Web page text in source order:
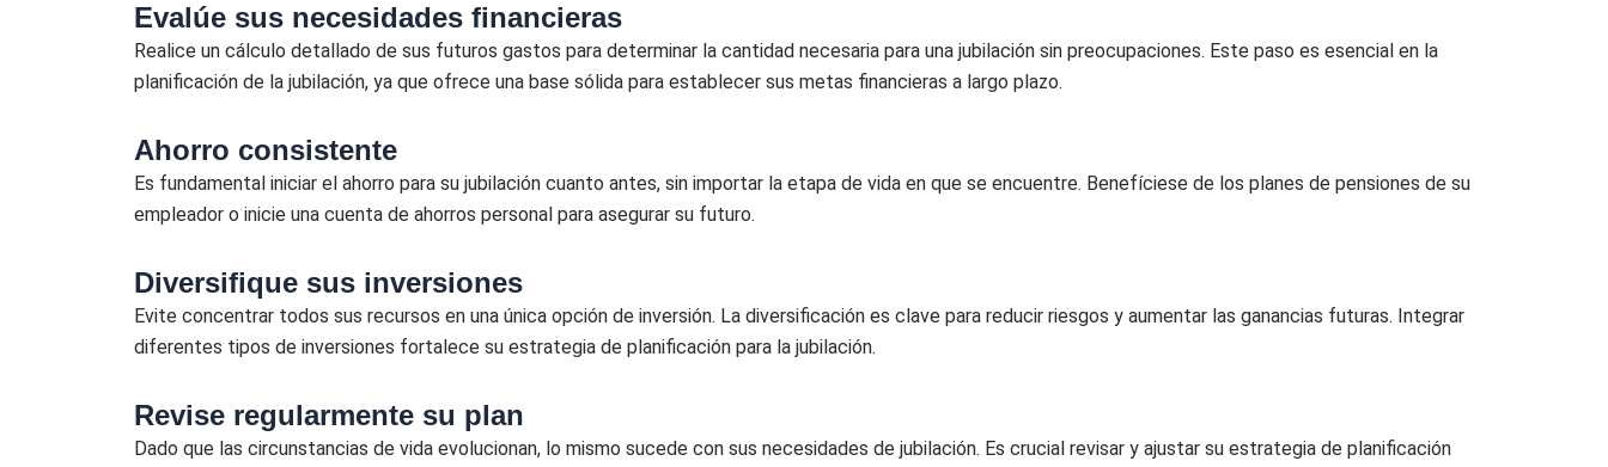
Evalúe sus necesidades financieras
Realice un cálculo detallado de sus futuros gastos para determinar la cantidad necesaria para una jubilación sin preocupaciones. Este paso es esencial en la
planificación de la jubilación, ya que ofrece una base sólida para establecer sus metas financieras a largo plazo.
Ahorro consistente
Es fundamental iniciar el ahorro para su jubilación cuanto antes, sin importar la etapa de vida en que se encuentre. Benefíciese de los planes de pensiones de su
empleador o inicie una cuenta de ahorros personal para asegurar su futuro.
Diversifique sus inversiones
Evite concentrar todos sus recursos en una única opción de inversión. La diversificación es clave para reducir riesgos y aumentar las ganancias futuras. Integrar
diferentes tipos de inversiones fortalece su estrategia de planificación para la jubilación.
Revise regularmente su plan
Dado que las circunstancias de vida evolucionan, lo mismo sucede con sus necesidades de jubilación. Es crucial revisar y ajustar su estrategia de planificación